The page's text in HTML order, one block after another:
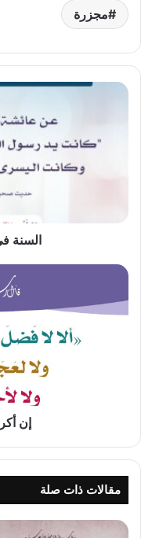
مجزرة
السنة
السنة
إن
عند
إن
مقالات ذات صلة